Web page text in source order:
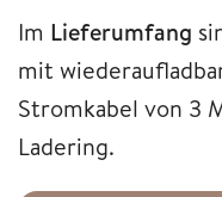
Im Lieferumfang
mit
Stromkabel von 3
Ladering.